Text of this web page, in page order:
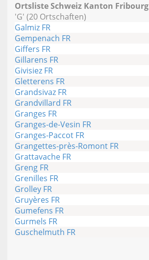
Ortsliste Schweiz Kanton Fribourg
'G' (20 Ortschaften)
Galmiz FR
Gempenach FR
Giffers FR
Gillarens FR
Givisiez FR
Gletterens FR
Grandsivaz FR
Grandvillard FR
Granges FR
Granges-de-Vesin FR
Granges-Paccot FR
Grangettes-près-Romont FR
Grattavache FR
Greng FR
Grenilles FR
Grolley FR
Gruyères FR
Gumefens FR
Gurmels FR
Guschelmuth FR